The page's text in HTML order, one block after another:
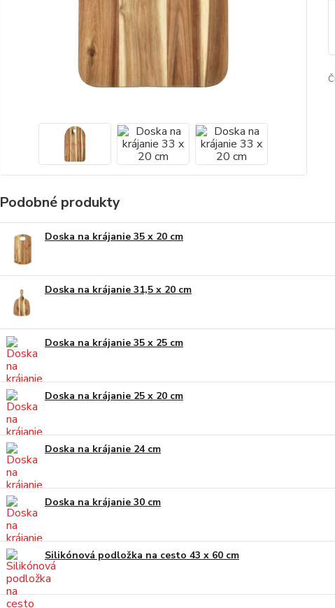
Podobné produkty
Doska na krájanie 35 x 20 cm
Doska na krájanie 31,5 x 20 cm
Doska na krájanie 35 x 25 cm
Doska na krájanie 25 x 20 cm
Doska na krájanie 24 cm
Doska na krájanie 30 cm
Silikónová podložka na cesto 43 x 60 cm